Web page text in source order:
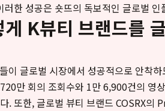
러한 성공은 숏뜨의 독보적인 글로벌
K뷰티 브랜드를
이 글로벌 시장에서 성공적으로 안착
만 회의 조회수와 1만 6,900건의 영
. 또한, 글로벌 뷰티 브랜드 COSRX의